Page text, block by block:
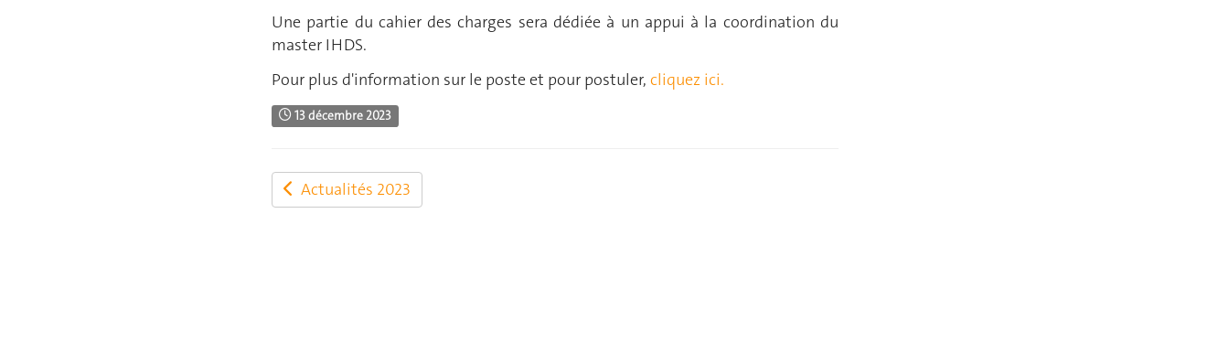
Une partie du cahier des charges sera dédiée à un appui à la coordination du
master IHDS.
Pour plus d'information sur le poste et pour postuler, cliquez ici.
13 décembre 2023
Actualités 2023